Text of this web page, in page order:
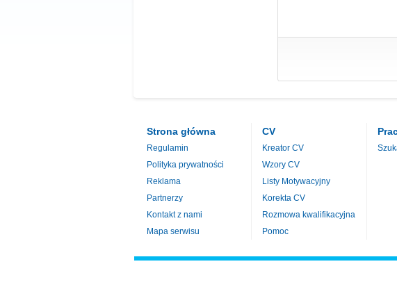
Strona główna
Regulamin
Polityka prywatności
Reklama
Partnerzy
Kontakt z nami
Mapa serwisu
CV
Kreator CV
Wzory CV
Listy Motywacyjny
Korekta CV
Rozmowa kwalifikacyjna
Pomoc